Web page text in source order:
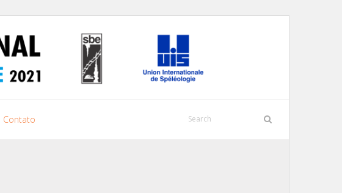
Contato